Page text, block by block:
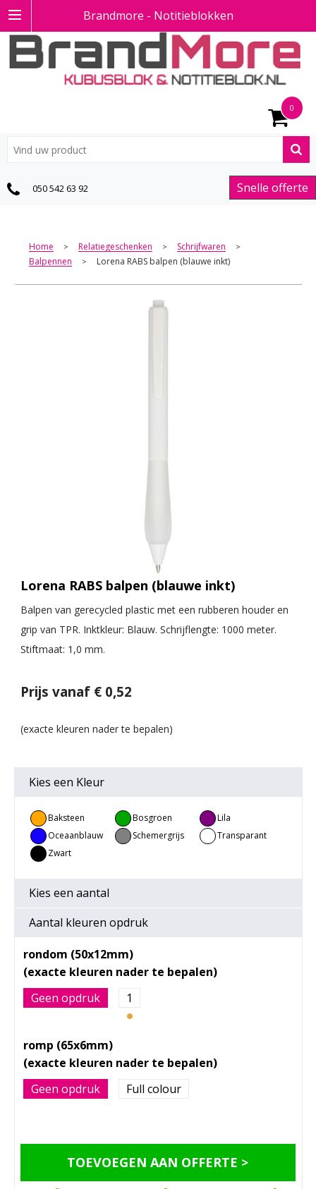
Brandmore - Notitieblokken
0
Snelle offerte
050 542 63 92
Home > Relatiegeschenken > Schrijfwaren >
Balpennen > Lorena RABS balpen (blauwe inkt)
Lorena RABS balpen (blauwe inkt)
Balpen van gerecycled plastic met een rubberen houder en
grip van TPR. Inktkleur: Blauw. Schrijflengte: 1000 meter.
Stiftmaat: 1,0 mm.
Prijs vanaf € 0,52
Kies een Kleur
Baksteen Bosgroen
Lila
Oceaanblauw
Schemergrijs
Transparant
Zwart
Kies een aantal
Aantal kleuren opdruk
rondom (50x12mm)
Geen opdruk 1
romp (65x6mm)
Geen opdruk Full colour
TOEVOEGEN AAN OFFERTE >